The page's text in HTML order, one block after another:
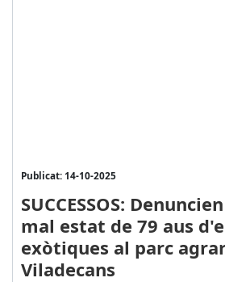
Publicat: 14-10-2025
SUCCESSOS:
mal estat de 79 aus
exòtiques al parc
Viladecans